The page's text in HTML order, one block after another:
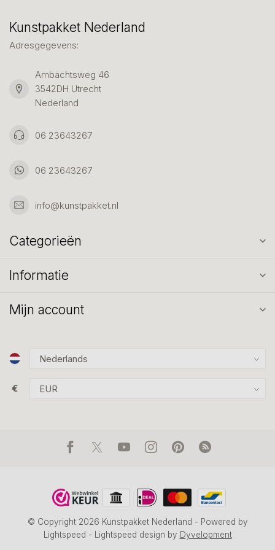
Kunstpakket Nederland
Adresgegevens:
Ambachtsweg 46
3542DH Utrecht
Nederland
06 23643267
06 23643267
info@kunstpakket.nl
Categorieën
Informatie
Mijn account
€
© Copyright 2026 Kunstpakket Nederland - Powered by
Lightspeed - Lightspeed design by Dyvelopment